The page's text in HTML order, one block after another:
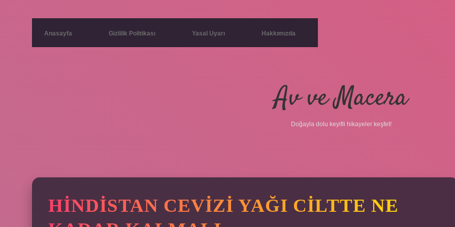
Anasayfa Gizlilik Politikası Yasal Uyarı Hakkımızda
Av ve Macera
Doğayla dolu keyifli hikayeler keşfet!
HINDISTAN CEVIZI YAĞI CILTTE NE